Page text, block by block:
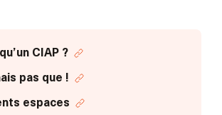
CIAP ?
pas que !
espaces